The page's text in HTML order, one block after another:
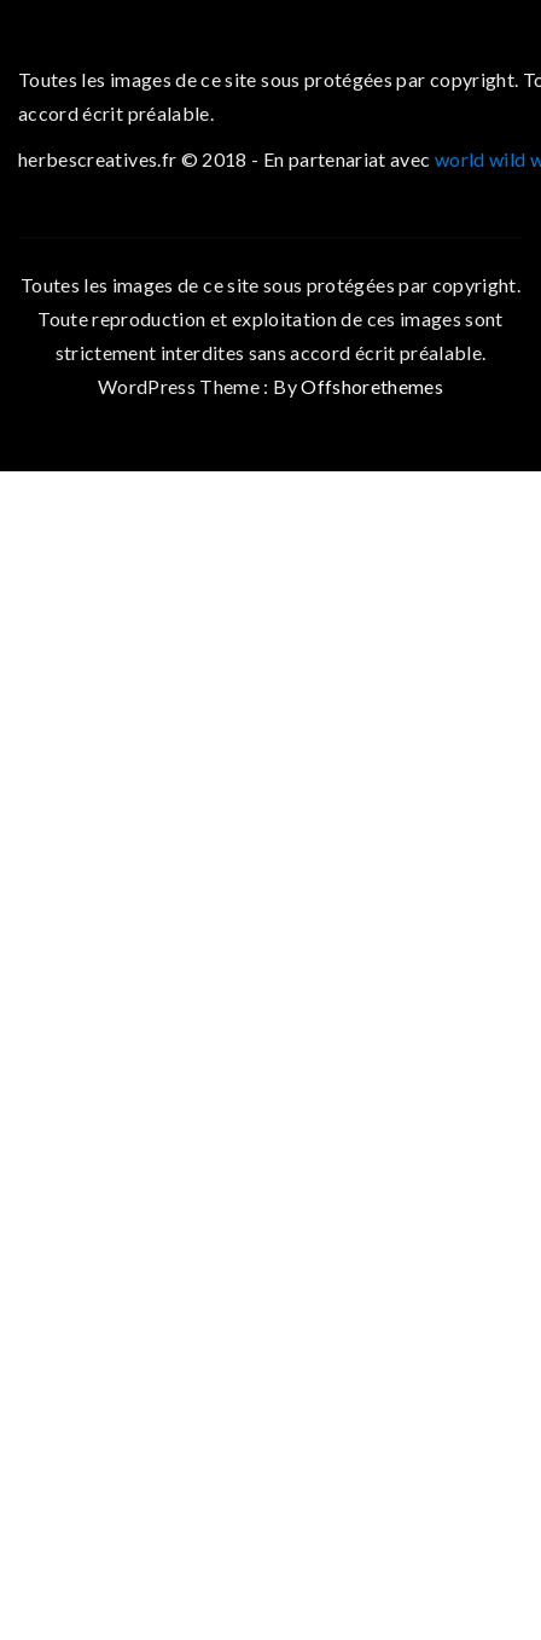
Toutes les images de ce site sous protégées par
accord écrit préalable.
herbescreatives.fr © 2018 - En partenariat avec world wild
Toutes les images de ce site sous protégées par copyright.
Toute reproduction et exploitation de ces images sont
strictement interdites sans accord écrit préalable.
WordPress Theme : ByOffshorethemes